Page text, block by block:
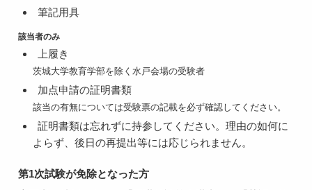
筆記用具
該当者のみ
上履き
茨城大学教育学部を除く水戸会場の受験者
加点申請の証明書類
該当の有無については受験票の記載を必ず確認してください。
証明書類は忘れずに持参してください。理由の如何に
よらず、後日の再提出等には応じられません。
第1次試験が免除となった方